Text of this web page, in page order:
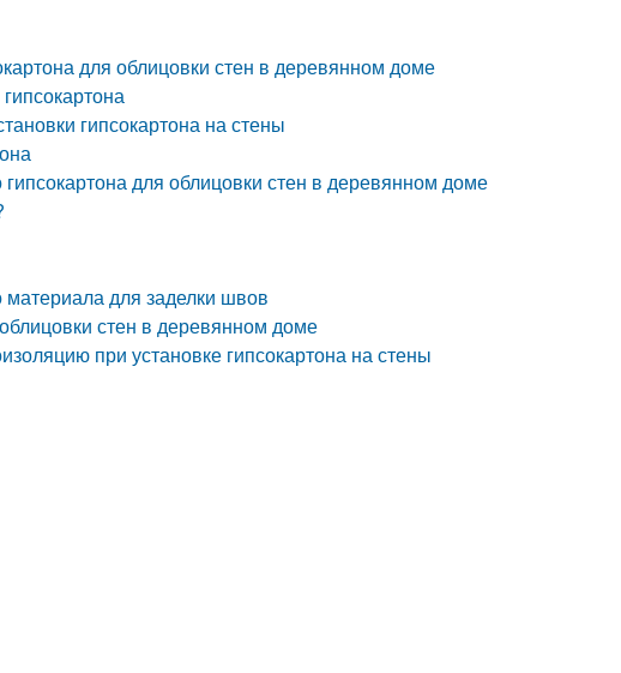
для облицовки стен в деревянном доме
гипсокартона на стены
для облицовки стен в деревянном доме
для заделки швов
стен в деревянном доме
при установке гипсокартона на стены